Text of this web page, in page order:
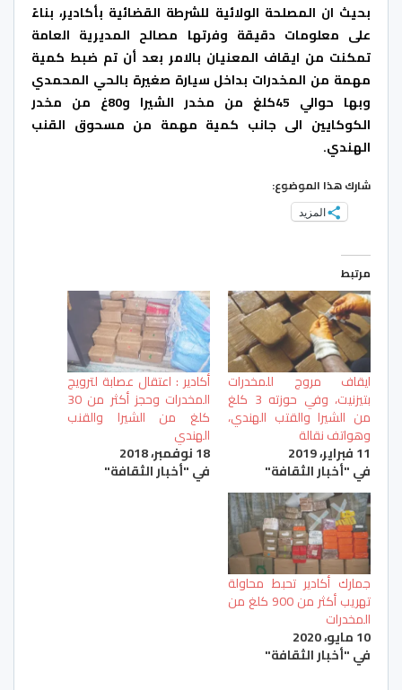
بحيث ان المصلحة الولائية للشرطة القضائية بأكادير، بناءً
على معلومات دقيقة وفرتها مصالح المديرية العامة
تمكنت من ايقاف المعنيان بالامر بعد أن تم ضبط كمية
مهمة من المخدرات بداخل سيارة صغيرة بالحي المحمدي
وبها حوالي 45كلغ من مخدر الشيرا و80غ من مخدر
الكوكايين الى جانب كمية مهمة من مسحوق القنب
الهندي.
شارك هذا الموضوع:
المزيد
مرتبط
ايقاف مروج للمخدرات
بتيزنيت، وفي حوزته 3 كلغ
من الشيرا والقتب الهندي،
وهواتف نقالة
11 فبراير، 2019
في "أخبار الثقافة"
أكادير : اعتقال عصابة لترويج
المخدرات وحجز أكثر من 30
كلغ من الشيرا والقنب
الهندي
18 نوفمبر، 2018
في "أخبار الثقافة"
جمارك أكادير تحبط محاولة
تهريب أكثر من 900 كلغ من
المخدرات
10 مايو، 2020
في "أخبار الثقافة"